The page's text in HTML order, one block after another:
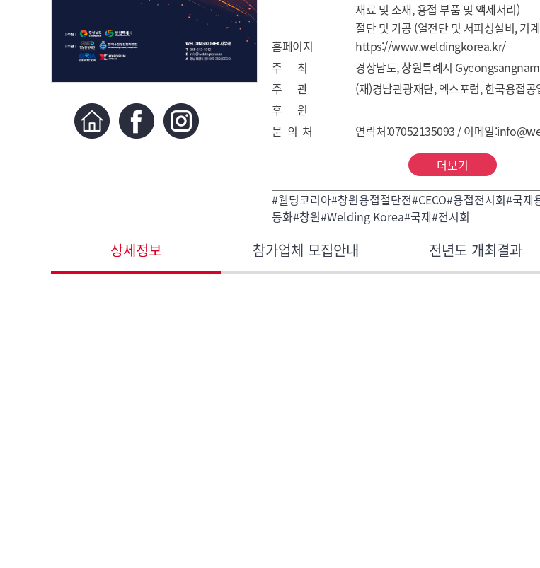
재료 및 소재, 용접 부품 및 액세서리)
절단 및 가공 (열전단 및 서피싱설비, 기
전처리장비, 판금 및 튜브 가공)
자동화 및 AX제조 (용접 자동화 & 로봇,
품질관리 및 시험 (비파괴 검사장비, 계
환경, 안전 및 편의(흄 집진 및 환경설비,
홈페이지
https://www.weldingkorea.kr/
주 최
경상남도, 창원특례시
주 관
후 원
문 의 처
연락처:07052135093 / 이메일
더보기
#웰딩코리아#창원용접절단전#CECO#용접전시회#국제
동화#창원#Welding Korea#국제#전시회
상세정보 참가업체 모집안내 전년도 개최결과